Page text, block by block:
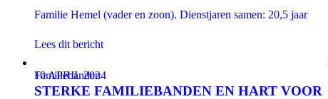
Familie Hemel (vader en zoon). Dienstjaren samen: 20,5 jaar
Lees dit bericht
Familiebanden
10 APRIL 2024
STERKE FAMILIEBANDEN EN HART VOOR